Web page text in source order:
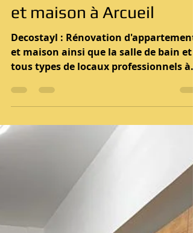
28 févr. 2024
et maison à Arcueil
Decostayl : Rénovation d'appartement
et maison ainsi que la salle de bain et
tous types de locaux professionnels à
Arcueil . Une expérience de 30 ans dans
le bâtiment et de la rénovation, notre